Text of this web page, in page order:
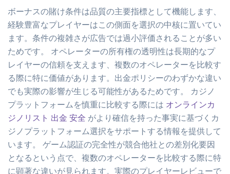
ボーナスの賭け条件は品質の主要指標として機能します、
経験豊富なプレイヤーはこの側面を選択の中核に置いてい
ます。条件の複雑さが広告では過小評価されることが多い
ためです。 オペレーターの所有権の透明性は長期的なプ
レイヤーの信頼を支えます、複数のオペレーターを比較す
る際に特に価値があります。出金ポリシーのわずかな違い
でも実際の影響が生じる可能性があるためです。 カジノ
プラットフォームを慎重に比較する際には オンラインカ
ジノリスト 出金 安全 がより確信を持った事実に基づくカ
ジノプラットフォーム選択をサポートする情報を提供して
います。 ゲーム認証の完全性が競合他社との差別化要因
となるという点で、複数のオペレーターを比較する際に特
に顕著な違いが見られます。実際のプレイヤーレビューで